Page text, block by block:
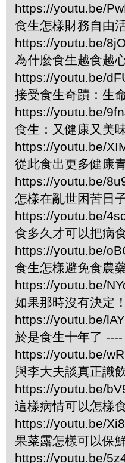
https://youtu.be/
食生怎樣財務自由
https://youtu.be/
為什麼食生越食越
https://youtu.be/
接受食生奇蹟：生
https://youtu.be/
食生：又健康又美
https://youtu.be/
從此食出更多健康
https://youtu.be/
怎樣在亂世困苦日
https://youtu.be/
食多久才可以把病
https://youtu.be/
食生怎樣避免食農
https://youtu.be/
如果那時沒有決定
https://youtu.be/
於是食生十年了
https://youtu.be/
與李大夫談真正識
https://youtu.be/
這樣病情可以怎樣
https://youtu.be/
果菜露怎樣可以保
https://youtu.be/